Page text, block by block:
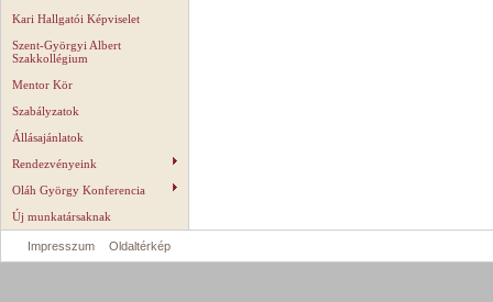
Kari Hallgatói Képviselet
Szent-Györgyi Albert
Szakkollégium
Mentor Kör
Szabályzatok
Állásajánlatok
Rendezvényeink
Oláh György Konferencia
Új munkatársaknak
Impresszum Oldaltérkép